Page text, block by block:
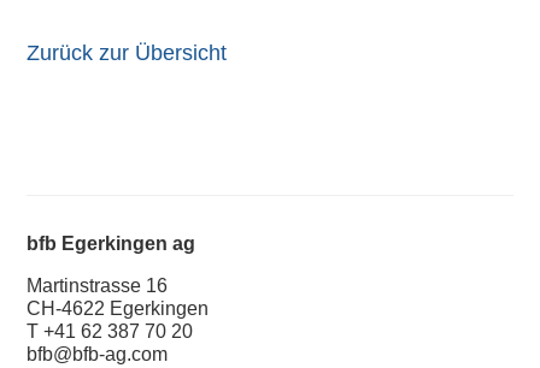
Zurück zur Übersicht
bfb Egerkingen ag
Martinstrasse 16
CH-4622 Egerkingen
T +41 62 387 70 20
bfb@bfb-ag.com